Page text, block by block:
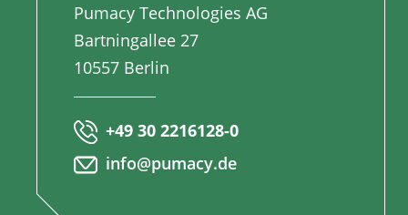
Pumacy Technologies AG
Bartningallee 27
10557 Berlin
+49 30 2216128-0
info@pumacy.de